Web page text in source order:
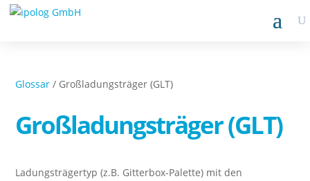
Glossar / Großladungsträger (GLT)
Großladungsträger (GLT)
Ladungsträgertyp (z.B. Gitterbox-Palette) mit den